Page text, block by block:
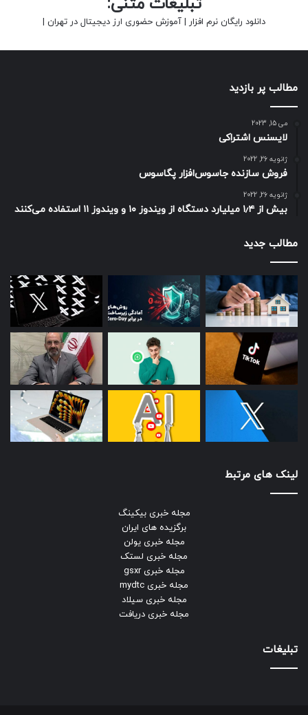
دانلود رایگان نرم افزار | آموزش حضوری ارز دیجیتال در تهران |
مطالب پر بازدید
می 15, 2023
لایسنس اشتراکی
ژانویه 26, 2022
فروش سازنده جاسوس‌افزار پگاسوس
ژانویه 26, 2022
بیش از ۱٫۴ میلیارد دستگاه از ویندوز ۱۰ و ویندوز ۱۱ استفاده می‌کنند
مطالب جدید
لینک های مرتبط
مجله خبری بیکینگ
برگزیده های ایران
مجله خبری یولن
مجله خبری لستک
مجله خبری gsxr
مجله خبری mydtc
مجله خبری سیلاد
مجله خبری دریافت
تبلیغات